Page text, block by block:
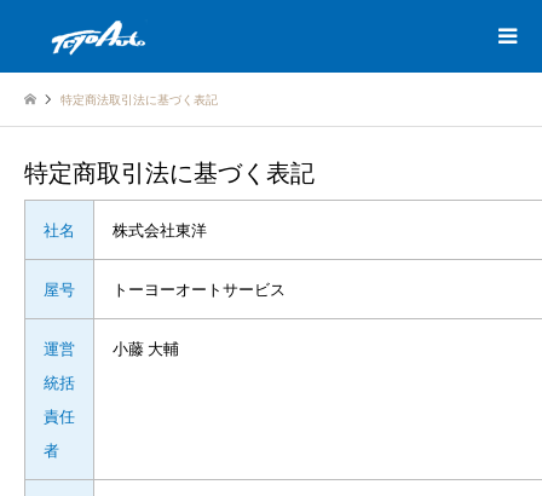
特定商法取引法に基づく表記
特定商取引法に基づく表記
社名 株式会社東洋
屋号 トーヨーオートサービス
運営
統括
責任
者
小藤 大輔